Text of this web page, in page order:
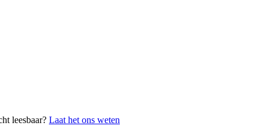
leesbaar? Laat het ons weten